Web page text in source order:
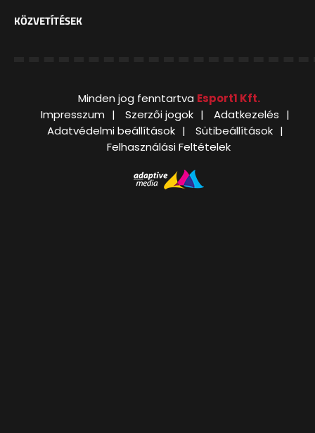
KÖZVETÍTÉSEK
Minden jog fenntartva Esport1 Kft.
Impresszum
Szerzői jogok
Adatkezelés
Adatvédelmi beállítások
Sütibeállítások
Felhasználási Feltételek